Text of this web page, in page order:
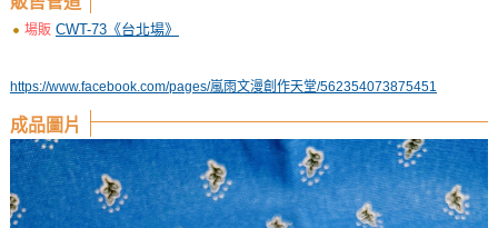
場販 CWT-73《台北場》
https://www.facebook.com/pages/嵐雨文漫創作天堂/562354073875451
成品圖片